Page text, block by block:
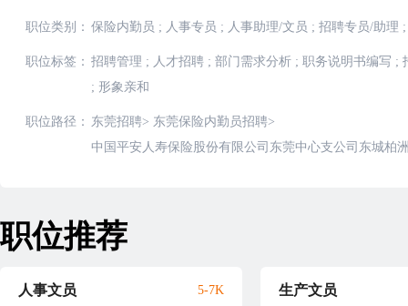
职位类别： 保险内勤员 ; 人事专员 ; 人事助理/文员 ; 招聘专员/助理 ;
职位标签： 招聘管理 ; 人才招聘 ; 部门需求分析 ; 职务说明书编写 ;
; 形象亲和
职位路径： 东莞招聘> 东莞保险内勤员招聘>
中国平安人寿保险股份有限公司东莞中心支公司东城柏
职位推荐
人事文员 5-7K 生产文员